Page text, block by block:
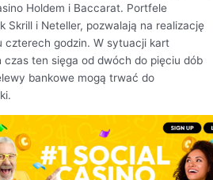
Holdem i Baccarat. Portfele
Skrill i Neteller, pozwalają na realizację
czterech godzin. W sytuacji kart
ten sięga od dwóch do pięciu dób
bankowe mogą trwać do